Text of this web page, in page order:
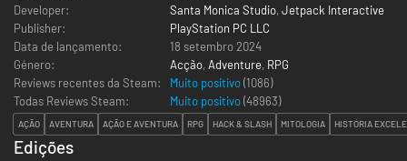
Developer:
Santa Monica Studio, Jetpack Interactive
Publisher:
PlayStation PC LLC
Data de lançamento:
18 setembro 2024
Género:
Acção, Adventure, RPG
Reviews recentes da Steam:
Muito positivo(1086)
Todas Reviews Steam:
Muito positivo(48963)
AÇÃO AVENTURA AÇÃO E AVENTURA RPG HACK & SLASH MITOLOGIA HISTÓRIA
Edições